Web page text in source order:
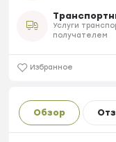
Услуги
получателем
Избранное
Обзор